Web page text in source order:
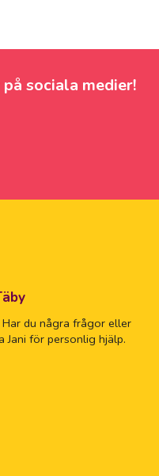
sociala medier!
Har du några frågor eller
för personlig hjälp.